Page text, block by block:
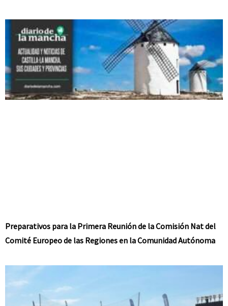
Preparativos para la Primera Reunión de la Comisión Nat del
Comité Europeo de las Regiones en la Comunidad Autónoma